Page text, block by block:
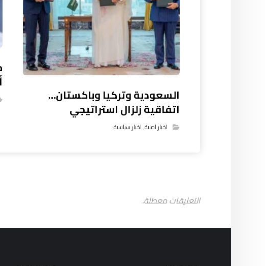
السعودية وتركيا وباكستان…
اتفاقية زلزال استراتيجي
اخبار امنية,اخبار سياسية
التعليقات معطلة.